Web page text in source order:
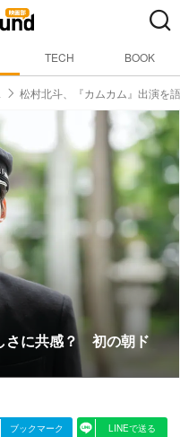
TECH BOOK
松村北斗、『カムカム』出演を
さに共感？ 初の朝ド
ブックマーク LINEで送る